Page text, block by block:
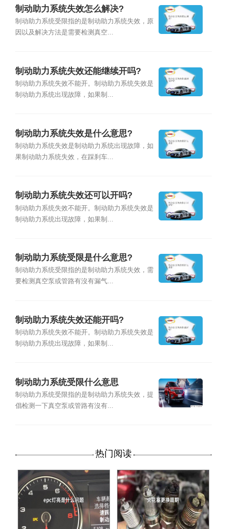
制动助力系统失效怎么解决?
制动助力系统受限指的是制动助力系统失效，原
因以及解决方法是需要检测真空...
制动助力系统失效还能继续开吗?
制动助力系统失效不能开。制动助力系统失效是
制动助力系统出现故障，如果制...
制动助力系统失效是什么意思?
制动助力系统失效是制动助力系统出现故障，如
果制动助力系统失效，在踩刹车...
制动助力系统失效还可以开吗?
制动助力系统失效不能开。制动助力系统失效是
制动助力系统出现故障，如果制...
制动助力系统受限是什么意思?
制动助力系统受限指的是制动助力系统失效，需
要检测真空泵或管路有沒有漏气...
制动助力系统失效还能开吗?
制动助力系统失效不能开。制动助力系统失效是
制动助力系统出现故障，如果制...
制动助力系统受限什么意思
制动助力系统受限指的是制动助力系统失效，提
倡检测一下真空泵或管路有沒有...
热门阅读